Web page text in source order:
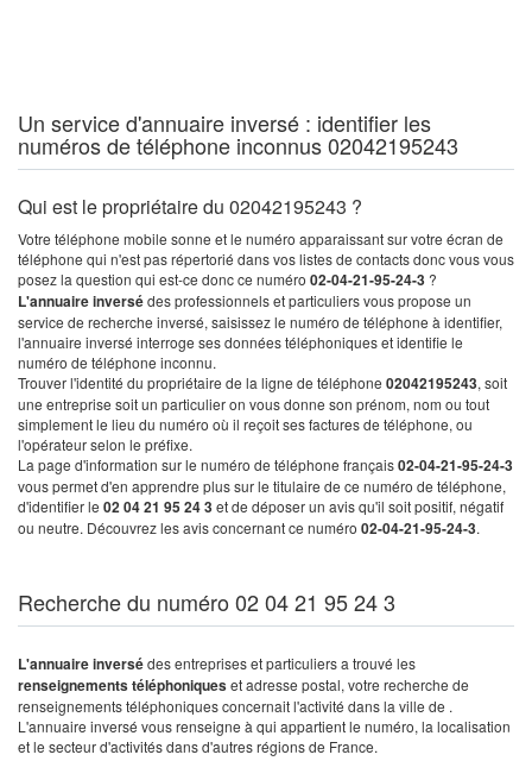
Un service d'annuaire inversé : identifier les
numéros de téléphone inconnus 02042195243
Qui est le propriétaire du 02042195243 ?
Votre téléphone mobile sonne et le numéro apparaissant sur votre écran de
téléphone qui n'est pas répertorié dans vos listes de contacts donc vous vous
posez la question qui est-ce donc ce numéro 02-04-21-95-24-3 ?
L'annuaire inversédes professionnels et particuliers vous propose un
service de recherche inversé, saisissez le numéro de téléphone à identifier,
l'annuaire inversé interroge ses données téléphoniques et identifie le
numéro de téléphone inconnu.
Trouver l'identité du propriétaire de la ligne de téléphone 02042195243, soit
une entreprise soit un particulier on vous donne son prénom, nom ou tout
simplement le lieu du numéro où il reçoit ses factures de téléphone, ou
l'opérateur selon le préfixe.
La page d'information sur le numéro de téléphone français02-04-21-95-24-3
vous permet d'en apprendre plus sur le titulaire de ce numéro de téléphone,
d'identifier le 02 04 21 95 24 3et de déposer un avis qu'il soit positif, négatif
ou neutre. Découvrez les avis concernant ce numéro 02-04-21-95-24-3.
Recherche du numéro 02 04 21 95 24 3
L'annuaire inversédes entreprises et particuliers a trouvé les
renseignements téléphoniqueset adresse postal, votre recherche de
renseignements téléphoniques concernait l'activité dans la ville de .
L'annuaire inversé vous renseigne à qui appartient le numéro, la localisation
et le secteur d'activités dans d'autres régions de France.